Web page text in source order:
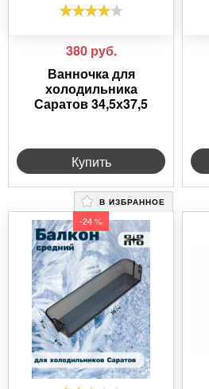
380 руб.
Ванночка для
холодильника
Саратов 34,5х37,5
Купить
В ИЗБРАННОЕ
-24 %